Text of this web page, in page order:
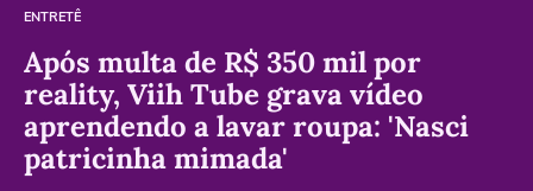
ENTRETÊ
Após multa de R$ 350 mil por
reality, Viih Tube grava vídeo
aprendendo a lavar roupa: 'Nasci
patricinha mimada'